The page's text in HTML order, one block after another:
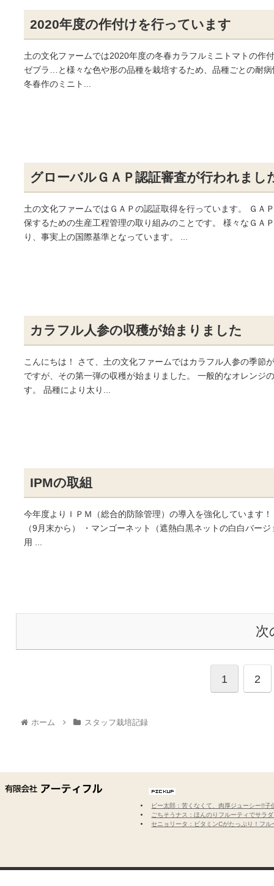
2020年度の作付けを行っています
土の文化ファームでは2020年度の冬春カラフルミニトマトの作
ゼブラ…と様々な色や形の品種を栽培するため、品種ごとの耐
冬春作のミニト...
グローバルＧＡＰ認証審査が行われまし
土の文化ファームではＧＡＰの認証取得を行っています。 ＧＡ
保するための生産工程管理の取り組みのことです。 様々なＧＡ
り、事実上の国際基準となっています。 ...
カラフル人参の収穫が始まりました
こんにちは！ さて、土の文化ファームではカラフル人参の季
ですが、その第一弾の収穫が始まりました。 一般的なオレンジ
す。 品種により太り...
IPMの取組
今年度よりＩＰＭ（総合的防除管理）の導入を強化しています
（9月末から） ・マンゴーネット（遮熱白黒ネットの白白バー
用 ...
次
1 2
ホーム スタッフ栽培記録
ピー太郎：苦くなくて、肉厚ジューシー!!
ごちそうナス：ほんのりフルーティでサラ
セニョリータ：ビタミンCがたっぷり！フ